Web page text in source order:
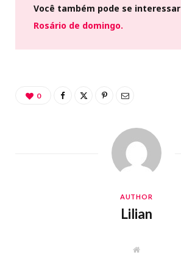
Você também pode se interessar
Rosário de domingo.
0
AUTHOR
Lilian
W